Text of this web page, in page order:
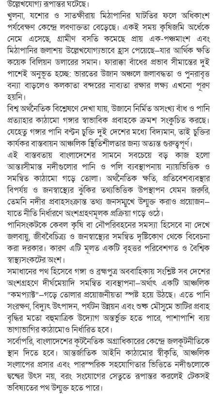
উল্লেখযোগ্য রূপান্তর ঘটেছে।
খুলনা, যশোর ও সাতক্ষীরায় মিঠাপানির ঘাটতির ফলে অধিকাংশ
পর্যবেক্ষণ কেন্দ্রে লবণাক্ততা বেড়েছে। একই সময় কৃষিজমি অর্ধেকে
নেমে এসেছে, গ্রামীণ বসতি কমেছে প্রায় এক-পঞ্চমাংশ এবং
মিঠাপানির জলাশয় উল্লেখযোগ্যভাবে হ্রাস পেয়েছে—যার আর্থিক ক্ষতি
কয়েক বিলিয়ন ডলারের সমান। ফারাক্কা বাঁধের প্রভাব সীমান্তের দুই
পাশেই অনুভূত হচ্ছে: ভারতের উজান অঞ্চলে জলাবদ্ধতা ও পুনরাবৃত্ত
বন্যা বাড়লেও কলকাতা বন্দরের নাব্যতা রক্ষার লক্ষ্য এখনো পূরণ
হয়নি।
বিশ্ব অর্থনৈতিক বিশ্লেষণে দেখা যায়, উজানে নির্মিত অসংখ্য বাঁধ ও পানি
প্রত্যাহার কাঠামো গঙ্গার স্বাভাবিক প্রবাহকে ক্রমশ সংকুচিত করছে।
যেহেতু গঙ্গার পানি বণ্টন চুক্তি দুই দেশের মধ্যে বিদ্যমান, তাই চুক্তির
কার্যকর বাস্তবায়ন আঞ্চলিক স্থিতিশীলতার জন্য অত্যন্ত গুরুত্বপূর্ণ।
এই বাস্তবতায় বাংলাদেশের সামনে সবচেয়ে বড় কাজ হলো
আন্তঃসীমান্ত নদীগুলোর পানি ও পলি ব্যবস্থাপনায় ন্যায়ভিত্তিক ও
সমন্বিত কাঠামো গড়ে তোলা। অর্থনৈতিক ক্ষতি, প্রতিবেশব্যবস্থার
বিপর্যয় ও জনস্বাস্থ্যের ঝুঁকির তথ্যভিত্তিক উপস্থাপন যেমন জরুরি,
তেমনি নদীর প্রবাহসংক্রান্ত তথ্য জনসম্মুখে উন্মুক্ত করাও প্রয়োজন—
যাতে নীতি নির্ধারণে অংশগ্রহণমূলক প্রক্রিয়া গড়ে ওঠে।
পানিসংকটকে কেবল কৃষি বা নৌপরিবহনের সমস্যা হিসেবে না দেখে
জলবায়ু, জীববৈচিত্র্য ও জনস্বাস্থ্যের সমন্বিত দৃষ্টিকোণ থেকে বিবেচনা
করা দরকার। কারণ এটি মূলত একটি বৃহত্তর পরিবেশগত ও বৈশ্বিক
স্বাস্থ্যসংকটের অংশ।
সমাধানের পথ হিসেবে গঙ্গা ও ব্রহ্মপুত্র অববাহিকায় সংশ্লিষ্ট সব দেশের
অংশগ্রহণে দীর্ঘমেয়াদি সমন্বিত ব্যবস্থাপনা—অর্থাৎ একটি আঞ্চলিক
“কমপ্যাক্ট”—গড়ে তোলার প্রয়োজনীয়তা স্পষ্ট হয়ে উঠছে। এতে পানি
সংরক্ষণ, বিদ্যুৎ উৎপাদন, পর্যটন উন্নয়ন এবং শুষ্ক মৌসুমে ভাটির প্রবাহ
বৃদ্ধির মতো বহুমাত্রিক উদ্যোগ অন্তর্ভুক্ত হতে পারে, পাশাপাশি ব্যয়
ভাগাভাগির কাঠামোও নির্ধারিত হবে।
সর্বোপরি, বাংলাদেশের কূটনৈতিক অগ্রাধিকারের কেন্দ্রে জলকূটনীতিকে
স্থান দিতে হবে। আন্তর্জাতিক আইনি কাঠামোর স্বীকৃতি, আঞ্চলিক
সংলাপের প্রসার এবং পারস্পরিক সহযোগিতার ভিত্তিতে নদীগুলোকে
দ্বন্দ্বের উৎস নয়, বরং সংযোগের সেতুতে রূপান্তর করলেই টেকসই
ভবিষ্যতের পথ উন্মুক্ত হতে পারে।